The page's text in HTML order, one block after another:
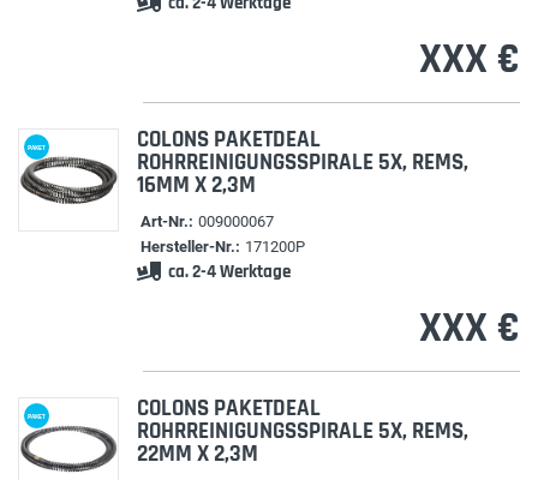
XXX €
PAKET COLONS PAKETDEAL
ROHRREINIGUNGSSPIRALE 5X, REMS,
16MM X 2,3M
Art-Nr.: 009000067
Hersteller-Nr.: 171200P
ca. 2-4 Werktage
XXX €
PAKET COLONS PAKETDEAL
ROHRREINIGUNGSSPIRALE 5X, REMS,
22MM X 2,3M